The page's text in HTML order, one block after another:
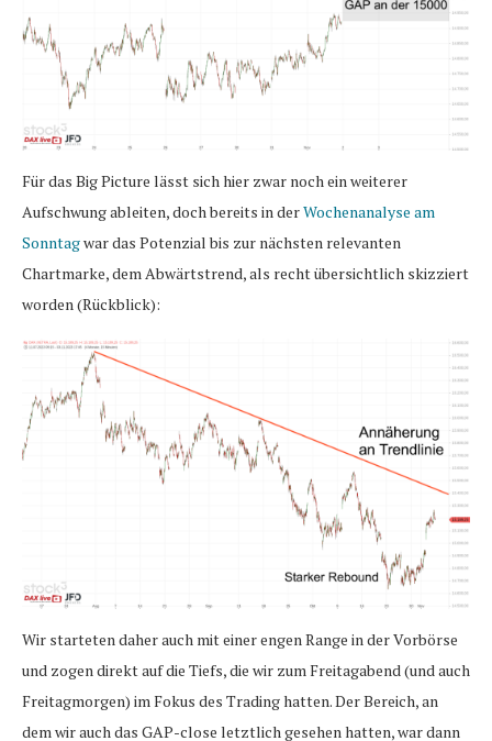
Für das Big Picture lässt sich hier zwar noch ein weiterer
Aufschwung ableiten, doch bereits in derWochenanalyse am
Sonntagwar das Potenzial bis zur nächsten relevanten
Chartmarke, dem Abwärtstrend, als recht übersichtlich skizziert
worden (Rückblick):
Wir starteten daher auch mit einer engen Range in der Vorbörse
und zogen direkt auf die Tiefs, die wir zum Freitagabend (und auch
Freitagmorgen) im Fokus des Trading hatten. Der Bereich, an
dem wir auch das GAP-close letztlich gesehen hatten, war dann